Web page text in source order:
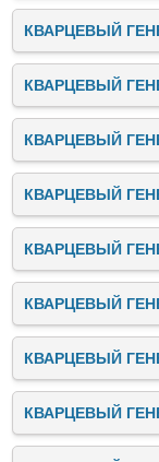
КВАРЦЕВЫЙ
КВАРЦЕВЫЙ
КВАРЦЕВЫЙ
КВАРЦЕВЫЙ
КВАРЦЕВЫЙ
КВАРЦЕВЫЙ
КВАРЦЕВЫЙ
КВАРЦЕВЫЙ